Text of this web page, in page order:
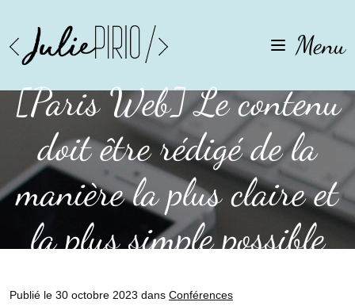
Menu
[Paris Web] Le contenu
doit être rédigé de la
manière la plus claire et
la plus simple possible
Publié le 30 octobre 2023 dans Conférences